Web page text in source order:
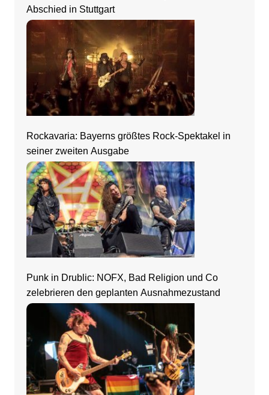
Abschied in Stuttgart
Rockavaria: Bayerns größtes Rock-Spektakel in
seiner zweiten Ausgabe
Punk in Drublic: NOFX, Bad Religion und Co
zelebrieren den geplanten Ausnahmezustand